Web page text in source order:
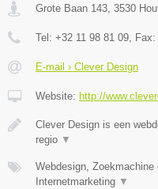
Grote Baan 143, 3530
Tel: +32 11 98 81 09, Fax:
E-mail › Clever Design
Website: http://
Clever Design is een
regio ▼
Webdesign,
Internetmarketing ▼